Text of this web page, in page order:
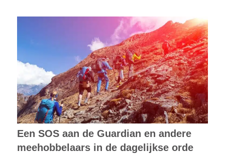
Een SOS aan de Guardian en andere
meehobbelaars in de dagelijkse orde